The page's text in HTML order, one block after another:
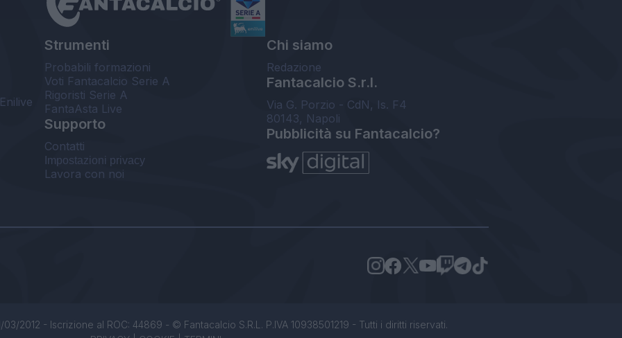
Strumenti
Probabili formazioni
Voti Fantacalcio Serie A
Rigoristi Serie A
FantaAsta Live
Supporto
Contatti
Impostazioni privacy
Lavora con noi
Chi siamo
Redazione
Fantacalcio S.r.l.
Via G. Porzio - CdN, Is. F4
80143, Napoli
Pubblicità su Fantacalcio?
2012 - Iscrizione al ROC: 44869 - © Fantacalcio S.R.L. P.IVA 10938501219 - Tutti i diritti riservati.